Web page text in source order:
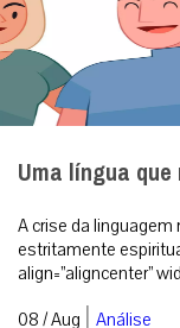
Uma língua
A crise da linguagem
estritamente
align=”aligncenter”
08 / Aug | Análise